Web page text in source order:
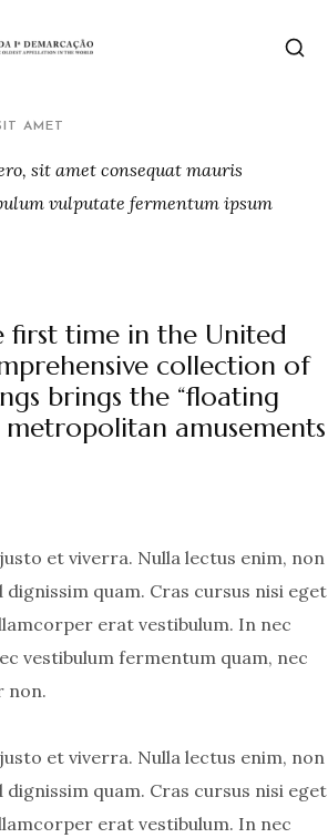
AMET
sit amet consequat mauris
vulputate fermentum ipsum
first time in the United
collection of
brings the “floating
amusements
et viverra. Nulla lectus enim, non
dignissim quam. Cras cursus nisi eget
erat vestibulum. In nec
vestibulum fermentum quam, nec
non.
et viverra. Nulla lectus enim, non
dignissim quam. Cras cursus nisi eget
erat vestibulum. In nec